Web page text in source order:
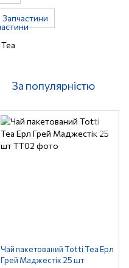
Запчастини
За популярністю
Чай пакетований Totti Tea Ерл
Грей Маджестік 25 шт